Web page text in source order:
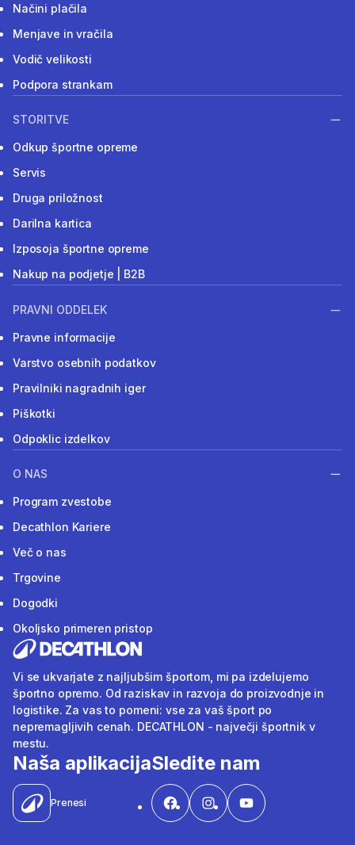
Načini plačila
Menjave in vračila
Vodič velikosti
Podpora strankam
STORITVE
Odkup športne opreme
Servis
Druga priložnost
Darilna kartica
Izposoja športne opreme
Nakup na podjetje | B2B
PRAVNI ODDELEK
Pravne informacije
Varstvo osebnih podatkov
Pravilniki nagradnih iger
Piškotki
Odpoklic izdelkov
O NAS
Program zvestobe
Decathlon Kariere
Več o nas
Trgovine
Dogodki
Okoljsko primeren pristop
Vi se ukvarjate z najljubšim športom, mi pa izdelujemo
športno opremo. Od raziskav in razvoja do proizvodnje in
logistike. Za vas to pomeni: vse za vaš šport po
nepremagljivih cenah. DECATHLON - največji športnik v
mestu.
Naša aplikacija
Prenesi
Sledite nam